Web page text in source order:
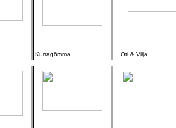
Kurragömma Oti & Vilja